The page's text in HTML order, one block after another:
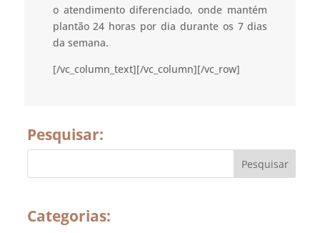
o atendimento diferenciado, onde mantém
plantão 24 horas por dia durante os 7 dias
da semana.
[/vc_column_text][/vc_column][/vc_row]
Pesquisar:
Categorias: